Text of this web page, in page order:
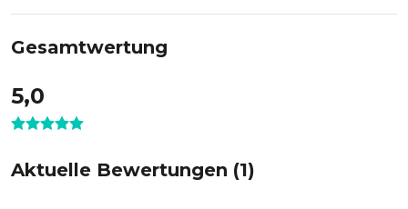
Gesamtwertung
5,0
Aktuelle Bewertungen (1)